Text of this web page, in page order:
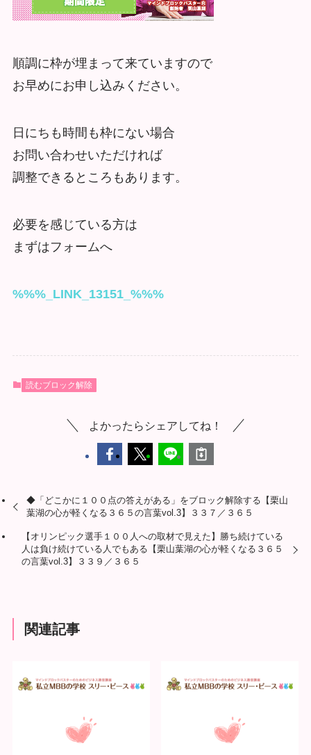
順調に枠が埋まって来ていますので
お早めにお申し込みください。
日にちも時間も枠にない場合
お問い合わせいただければ
調整できるところもあります。
必要を感じている方は
まずはフォームへ
%%%_LINK_13151_%%%
読むブロック解除
よかったらシェアしてね！
◆「どこかに１００点の答えがある」をブロック解除する【栗山
葉湖の心が軽くなる３６５の言葉vol.3】３３７／３６５
【オリンピック選手１００人への取材で見えた】勝ち続けている
人は負け続けている人でもある【栗山葉湖の心が軽くなる３６５
の言葉vol.3】３３９／３６５
関連記事